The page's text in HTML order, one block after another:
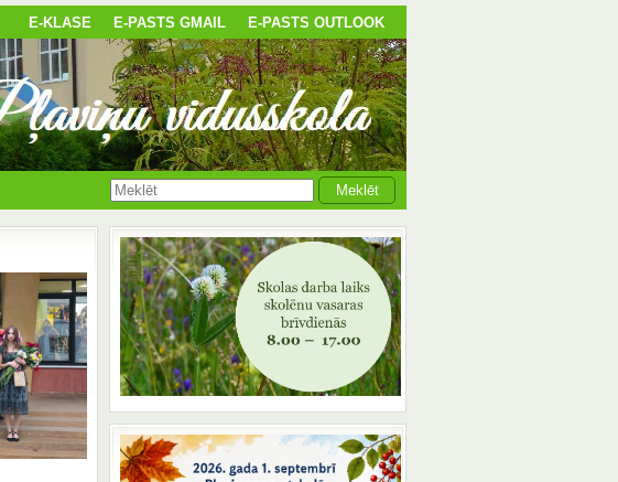
E-KLASE E-PASTS GMAIL E-PASTS OUTLOOK